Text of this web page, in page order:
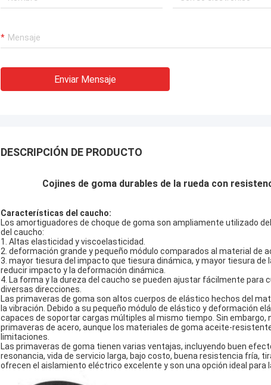
Enviar Mensaje
DESCRIPCIÓN DE PRODUCTO
Cojines de goma durables de la rueda con
Características del caucho:
Los amortiguadores de choque de goma son ampliamente utilizado
del caucho:
1. Altas elasticidad y viscoelasticidad.
2. deformación grande y pequeño módulo comparados al material de
3. mayor tiesura del impacto que tiesura dinámica, y mayor tiesura
reducir impacto y la deformación dinámica.
4. La forma y la dureza del caucho se pueden ajustar fácilmente para
diversas direcciones.
Las primaveras de goma son altos cuerpos de elástico hechos del
la vibración. Debido a su pequeño módulo de elástico y deformación
capaces de soportar cargas múltiples al mismo tiempo. Sin
primaveras de acero, aunque los materiales de goma aceite-
limitaciones.
Las primaveras de goma tienen varias ventajas, incluyendo buen
resonancia, vida de servicio larga, bajo costo, buena resistencia fría,
ofrecen el aislamiento eléctrico excelente y son una opción ideal para